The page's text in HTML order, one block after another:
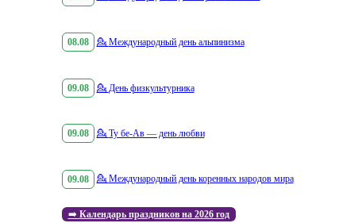
08.08 💁 Международный день альпинизма
09.08 💁 День физкультурника
09.08 💁 Ту бе-Ав — день любви
09.08 💁 Международный день коренных народов мира
➡️ Календарь праздников на 2026 год